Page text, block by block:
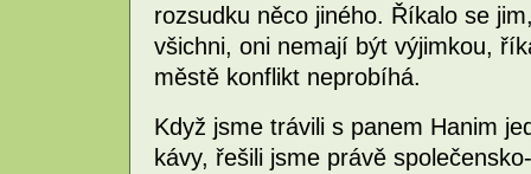
rozsudku něco jiného. Říkalo se
všichni, oni nemají být výjimkou,
městě konflikt neprobíhá.
Když jsme trávili s panem Hanim
kávy, řešili jsme právě